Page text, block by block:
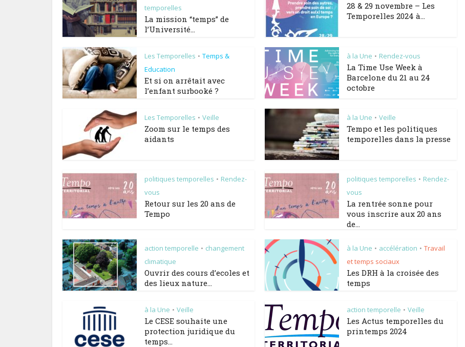
temporelles
La mission “temps” de
l’Université...
28 & 29 novembre – Les
Temporelles 2024 à...
Les Temporelles • Temps &
Education
Et si on arrêtait avec
l’enfant surbooké ?
à la Une • Rendez-vous
La Time Use Week à
Barcelone du 21 au 24
octobre
Les Temporelles • Veille
Zoom sur le temps des
aidants
à la Une • Veille
Tempo et les politiques
temporelles dans la presse
politiques temporelles • Rendez-
vous
Retour sur les 20 ans de
Tempo
politiques temporelles • Rendez-
vous
La rentrée sonne pour
vous inscrire aux 20 ans
de...
action temporelle • changement
climatique
Ouvrir des cours d’ecoles et
des lieux nature...
à la Une • accélération • Travail
et temps sociaux
Les DRH à la croisée des
temps
à la Une • Veille
Le CESE souhaite une
protection juridique du
temps...
action temporelle • Veille
Les Actus temporelles du
printemps 2024